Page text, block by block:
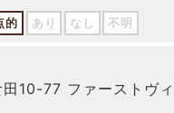
的 あり なし 不明
10-77 ファーストヴィ